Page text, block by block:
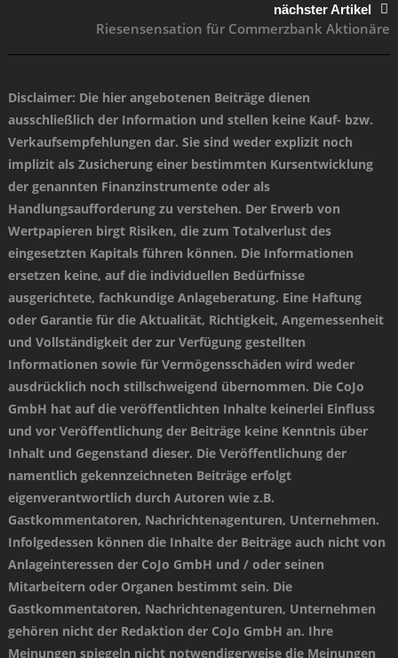
nächster Artikel
Riesensensation für Commerzbank Aktionäre
Disclaimer: Die hier angebotenen Beiträge dienen
ausschließlich der Information und stellen keine Kauf- bzw.
Verkaufsempfehlungen dar. Sie sind weder explizit noch
implizit als Zusicherung einer bestimmten Kursentwicklung
der genannten Finanzinstrumente oder als
Handlungsaufforderung zu verstehen. Der Erwerb von
Wertpapieren birgt Risiken, die zum Totalverlust des
eingesetzten Kapitals führen können. Die Informationen
ersetzen keine, auf die individuellen Bedürfnisse
ausgerichtete, fachkundige Anlageberatung. Eine Haftung
oder Garantie für die Aktualität, Richtigkeit, Angemessenheit
und Vollständigkeit der zur Verfügung gestellten
Informationen sowie für Vermögensschäden wird weder
ausdrücklich noch stillschweigend übernommen. Die CoJo
GmbH hat auf die veröffentlichten Inhalte keinerlei Einfluss
und vor Veröffentlichung der Beiträge keine Kenntnis über
Inhalt und Gegenstand dieser. Die Veröffentlichung der
namentlich gekennzeichneten Beiträge erfolgt
eigenverantwortlich durch Autoren wie z.B.
Gastkommentatoren, Nachrichtenagenturen, Unternehmen.
Infolgedessen können die Inhalte der Beiträge auch nicht von
Anlageinteressen der CoJo GmbH und / oder seinen
Mitarbeitern oder Organen bestimmt sein. Die
Gastkommentatoren, Nachrichtenagenturen, Unternehmen
gehören nicht der Redaktion der CoJo GmbH an. Ihre
Meinungen spiegeln nicht notwendigerweise die Meinungen